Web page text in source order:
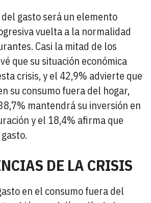
gasto será un elemento
vuelta a la normalidad
Casi la mitad de los
que su situación económica
crisis, y el 42,9% advierte que
su consumo fuera del hogar,
mantendrá su inversión en
y el 18,4% afirma que
DE LA CRISIS
en el consumo fuera del